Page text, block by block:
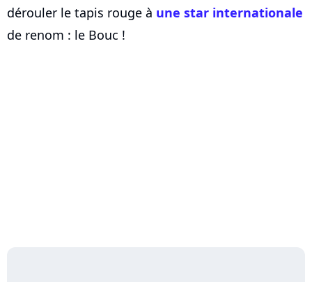
dérouler le tapis rouge à une star internationale
de renom : le Bouc !